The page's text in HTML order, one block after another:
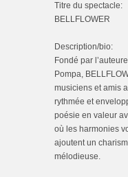
Titre du spectacle:
BELLFLOWER
Description/bio:
Fondé par
Pompa,
musiciens et amis
rythmée et
poésie en valeur
où les harmonies
ajoutent un
mélodieuse.